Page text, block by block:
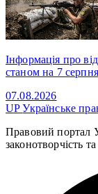
Інформація про
станом на 7
07.08.2026
UPУкраїнське
Правовий портал
законотворчість